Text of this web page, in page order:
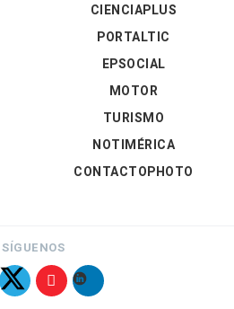
CIENCIAPLUS
PORTALTIC
EPSOCIAL
MOTOR
TURISMO
NOTIMÉRICA
CONTACTOPHOTO
SÍGUENOS